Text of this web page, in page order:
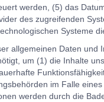
werden, (5) das
des zugreifenden
Systeme
allgemeinen Daten und
um (1) die Inhalte
im Falle
werden durch die